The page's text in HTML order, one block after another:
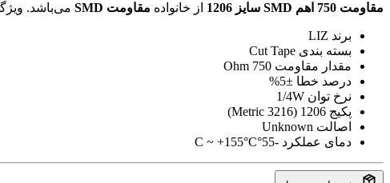
مقاومت 750 اهم SMD سایز 1206 از خانواده مقاومت SMD می‌باشد.
برند LIZ
بسته بندی Cut Tape
مقدار مقاومت 750 Ohm
درصد خطا ±5%
نرخ توان 1/4W
پکیج 1206 (3216 Metric)
اصالت Unknown
دمای عملکرد -55°C ~ +155°C